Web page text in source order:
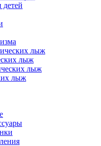
детей
лыж
лыж
лыж
лыж